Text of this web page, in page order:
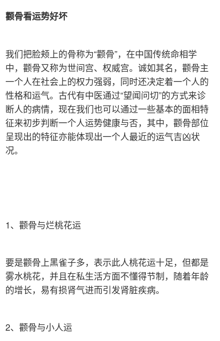
颧骨看运势好坏
我们把脸颊上的骨称为“颧骨”，在中国传统命相学
中，颧骨又称为世间宫、权威宫。诚如其名，颧骨主
一个人在社会上的权力强弱，同时还决定着一个人的
性格和运气。古代有中医通过“望闻问切”的方式来诊
断人的病情，现在我们也可以通过一些基本的面相特
征来初步判断一个人运势健康与否，其中，颧骨部位
呈现出的特征亦能体现出一个人最近的运气吉凶状
况。
1、颧骨与烂桃花运
要是颧骨上黑雀子多，表示此人桃花运十足，但都是
雾水桃花，并且在私生活方面不懂得节制，随着年龄
的增长，易有损肾气进而引发肾脏疾病。
2、颧骨与小人运